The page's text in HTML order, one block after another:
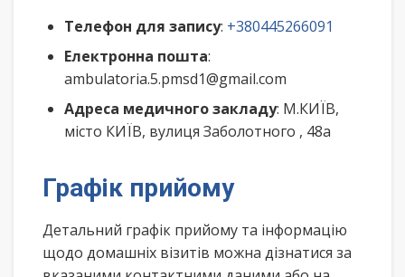
Телефон для запису: +380445266091
Електронна пошта:
ambulatoria.5.pmsd1@gmail.com
Адреса медичного закладу: М.КИЇВ,
місто КИЇВ, вулиця Заболотного , 48а
Графік прийому
Детальний графік прийому та інформацію
щодо домашніх візитів можна дізнатися за